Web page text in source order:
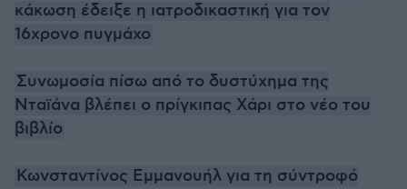
κάκωση έδειξε η ιατροδικαστική για τον
16χρονο πυγμάχο
Συνωμοσία πίσω από το δυστύχημα της
Νταϊάνα βλέπει ο πρίγκιπας Χάρι στο νέο του
βιβλίο
Κωνσταντίνος Εμμανουήλ για τη σύντροφό